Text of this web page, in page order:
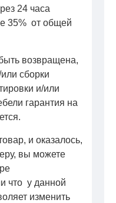
24 часа
35% от общей
возвращена,
сборки
и/или
гарантия на
и оказалось,
вы можете
что у данной
изменить